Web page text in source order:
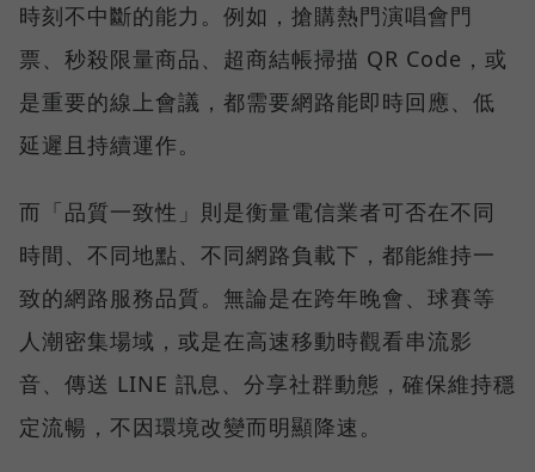
時刻不中斷的能力。例如，搶購熱門演唱會門
票、秒殺限量商品、超商結帳掃描 QR Code，或
是重要的線上會議，都需要網路能即時回應、低
延遲且持續運作。
而「品質一致性」則是衡量電信業者可否在不同
時間、不同地點、不同網路負載下，都能維持一
致的網路服務品質。無論是在跨年晚會、球賽等
人潮密集場域，或是在高速移動時觀看串流影
音、傳送 LINE 訊息、分享社群動態，確保維持穩
定流暢，不因環境改變而明顯降速。